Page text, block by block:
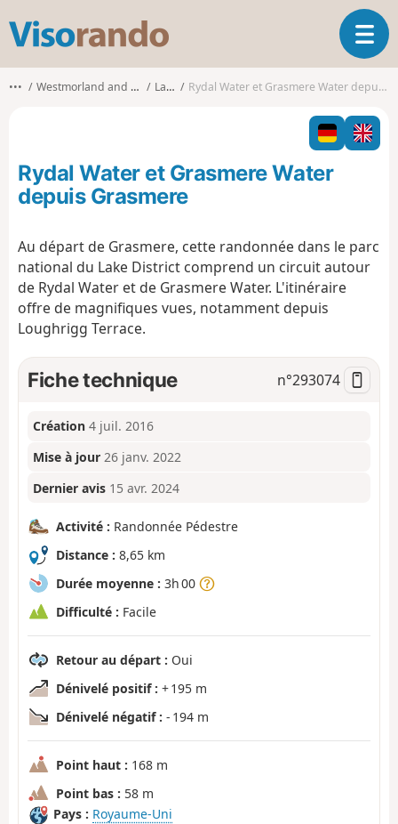
s
o
O
u
r
i
r
l
i
g
n
••• Westmorland and Furness Lakes Rydal Water et Grasmere Water depuis Grasmere
Rydal Water et Grasmere Water
depuis Grasmere
Au départ de Grasmere, cette randonnée dans le parc
national du Lake District comprend un circuit autour
de Rydal Water et de Grasmere Water. L'itinéraire
offre de magnifiques vues, notamment depuis
Loughrigg Terrace.
Fiche technique n°293074
Création 4 juil. 2016
Mise à jour 26 janv. 2022
Dernier avis 15 avr. 2024
Activité : Randonnée Pédestre
Distance : 8,65 km
Durée moyenne : 3h 00
Difficulté : Facile
Retour au départ : Oui
Dénivelé positif : + 195 m
Dénivelé négatif : - 194 m
Point haut : 168 m
Point bas : 58 m
Pays : Royaume-Uni